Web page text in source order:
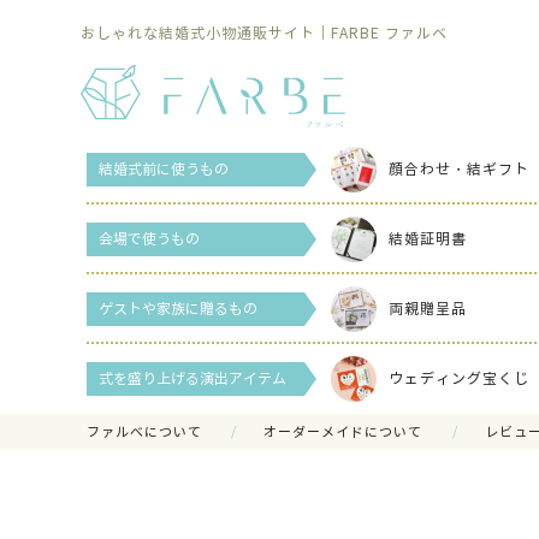
おしゃれな結婚式小物通販サイト｜FARBE ファルベ
結婚式前に使うもの 顔合わせ・結ギフト
会場で使うもの 結婚証明書
ゲストや家族に贈るもの 両親贈呈品
式を盛り上げる演出アイテム ウェディング宝くじ
ファルべについて オーダーメイドについて レビュ